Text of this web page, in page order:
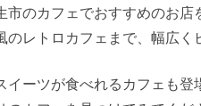
市のカフェでおすすめのお
レトロカフェまで、幅広く
イーツが食べれるカフェも